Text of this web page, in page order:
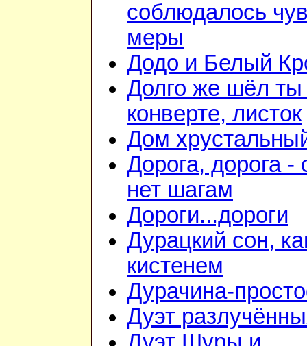
соблюдалось
меры
Додо и Белый
Долго же шёл ты
конверте, листок
Дом
Дорога, дорога -
нет шагам
Дороги...дороги
Дурацкий сон,
кистенем
Дурачина-
Дуэт